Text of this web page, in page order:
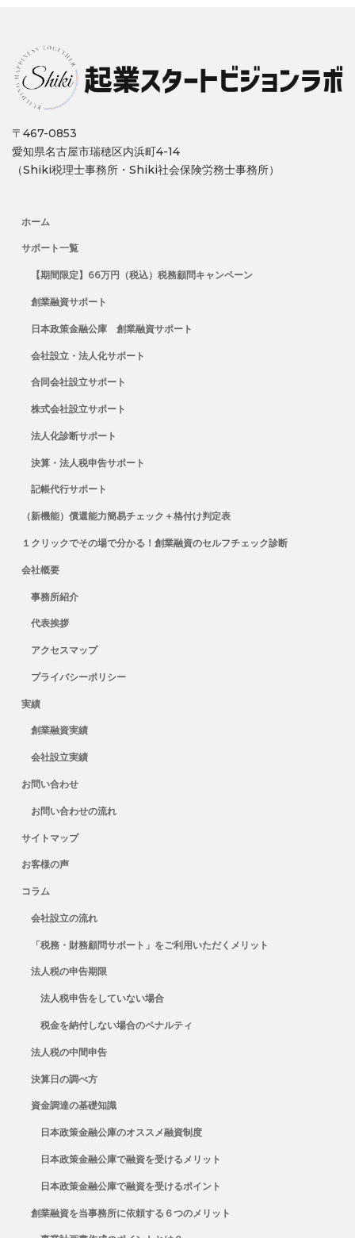
〒467-0853
愛知県名古屋市瑞穂区内浜町4-14
（Shiki税理士事務所・Shiki社会保険労務士事務所）
ホーム
サポート一覧
【期間限定】66万円（税込）税務顧問キャンペーン
創業融資サポート
日本政策金融公庫 創業融資サポート
会社設立・法人化サポート
合同会社設立サポート
株式会社設立サポート
法人化診断サポート
決算・法人税申告サポート
記帳代行サポート
（新機能）償還能力簡易チェック＋格付け判定表
１クリックでその場で分かる！創業融資のセルフチェック診断
会社概要
事務所紹介
代表挨拶
アクセスマップ
プライバシーポリシー
実績
創業融資実績
会社設立実績
お問い合わせ
お問い合わせの流れ
サイトマップ
お客様の声
コラム
会社設立の流れ
「税務・財務顧問サポート」をご利用いただくメリット
法人税の申告期限
法人税申告をしていない場合
税金を納付しない場合のペナルティ
法人税の中間申告
決算日の調べ方
資金調達の基礎知識
日本政策金融公庫のオススメ融資制度
日本政策金融公庫で融資を受けるメリット
日本政策金融公庫で融資を受けるポイント
創業融資を当事務所に依頼する６つのメリット